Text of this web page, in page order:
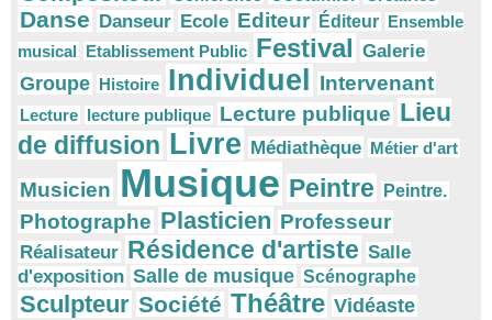
Danse Danseur Ecole Editeur Éditeur Ensemble
musical Etablissement Public Festival Galerie
Groupe Histoire Individuel Intervenant
Lecture lecture publique Lecture publique Lieu
de diffusion Livre Médiathèque Métier d'art
Musicien Musique Peintre Peintre.
Photographe Plasticien Professeur
Réalisateur Résidence d'artiste Salle
d'exposition Salle de musique Scénographe
Sculpteur Société Théâtre Vidéaste